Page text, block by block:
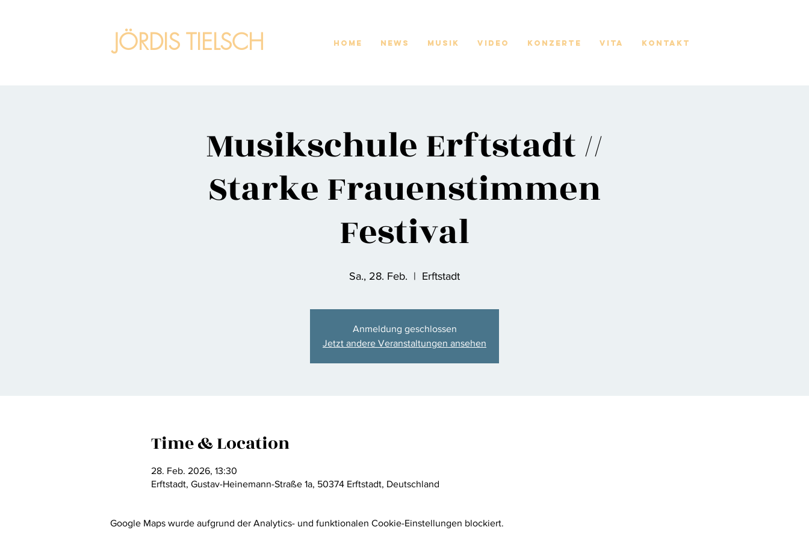
JÖRDIS TIELSCH Home News Musik Video Konzerte Vita Kontakt
Musikschule Erftstadt //
Starke Frauenstimmen
Festival
Sa., 28. Feb.
  |
Erftstadt
Anmeldung geschlossen
Jetzt andere Veranstaltungen ansehen
Time & Location
28. Feb. 2026, 13:30
Erftstadt, Gustav-Heinemann-Straße 1a, 50374 Erftstadt, Deutschland
Google Maps wurde aufgrund der Analytics- und funktionalen Cookie-Einstellungen blockiert.